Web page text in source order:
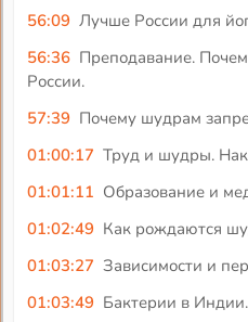
56:09 Лучше России для
56:36 Преподавание.
России.
57:39 Почему шудрам
01:00:17 Труд и шудры.
01:01:11 Образование и
01:02:49 Как рождаются
01:03:27 Зависимости и
01:03:49 Бактерии в